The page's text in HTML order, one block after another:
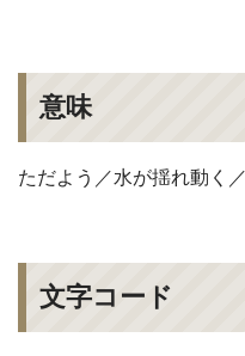
意味
ただよう／水が揺れ動く
文字コード